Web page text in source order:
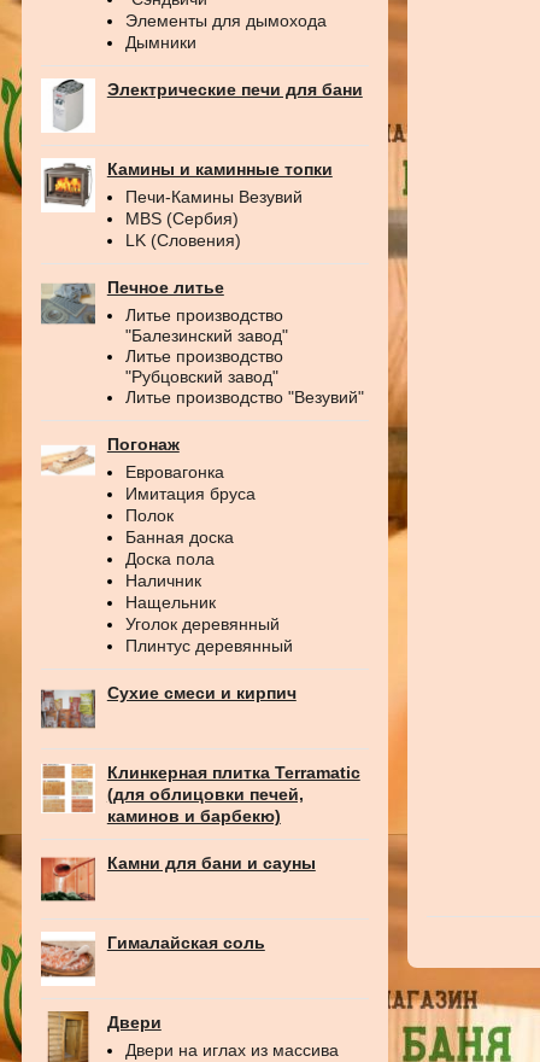
Элементы для дымохода
Дымники
Электрические печи для бани
Камины и каминные топки
Печи-Камины Везувий
MBS (Сербия)
LK (Словения)
Печное литье
Литье производство
"Балезинский завод"
Литье производство
"Рубцовский завод"
Литье производство "Везувий"
Погонаж
Евровагонка
Имитация бруса
Полок
Банная доска
Доска пола
Наличник
Нащельник
Уголок деревянный
Плинтус деревянный
Сухие смеси и кирпич
Клинкерная плитка Terramatic
(для облицовки печей,
каминов и барбекю)
Камни для бани и сауны
Гималайская соль
Двери
Двери на иглах из массива